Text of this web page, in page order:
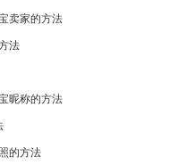
卖家的方法
法
昵称的方法
的方法